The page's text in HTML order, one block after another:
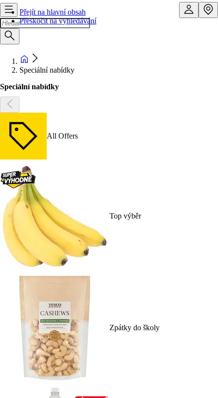
Přejít na hlavní obsah
Přeskočit na vyhledávání
Speciální nabídky
Speciální nabídky
All Offers
Top výběr
Zpátky do školy